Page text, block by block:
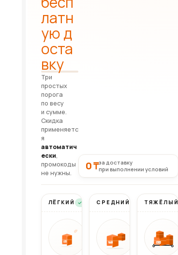
латн
ую д
оста
вку
Три
простых
порога
по весу
и сумме.
Скидка
применяетс
я
автоматич
ески,
промокоды
не нужны.
0 ₸за доставку
при выполнении условий
ЛЁГКИЙ Бесплатно
10кг
Вес до 10 кг
10 000 ₸
СРЕДНИЙ Бесплатно
20кг
Вес 10–20 кг
20 000 ₸
ТЯЖЁЛЫЙ
30+кг